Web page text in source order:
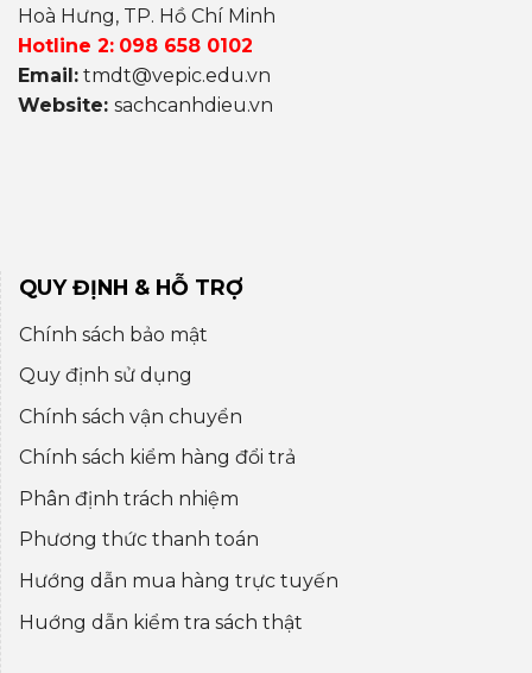
Hoà Hưng, TP. Hồ Chí Minh
Hotline 2: 098 658 0102
Email: tmdt@vepic.edu.vn
Website: sachcanhdieu.vn
QUY ĐỊNH & HỖ TRỢ
Chính sách bảo mật
Quy định sử dụng
Chính sách vận chuyển
Chính sách kiểm hàng đổi trả
Phân định trách nhiệm
Phương thức thanh toán
Hướng dẫn mua hàng trực tuyến
Huớng dẫn kiểm tra sách thật